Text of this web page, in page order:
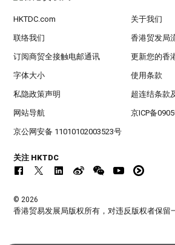
HKTDC.com 关于我们
联络我们 香港贸发局
订阅商贸全接触电邮通讯 更新您的香
字体大小 使用条款
私隐政策声明 超连结条款
网站导航 京ICP备
京公网安备 11010102003523号
关注 HKTDC
© 2026
香港贸易发展局版权所有，对违反版权者保留